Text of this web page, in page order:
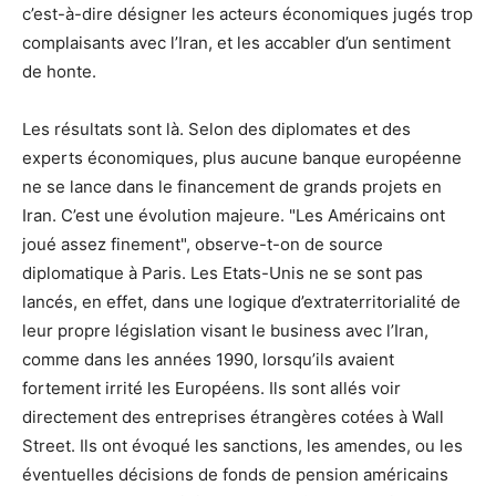
c’est-à-dire désigner les acteurs économiques jugés trop
complaisants avec l’Iran, et les accabler d’un sentiment
de honte.
Les résultats sont là. Selon des diplomates et des
experts économiques, plus aucune banque européenne
ne se lance dans le financement de grands projets en
Iran. C’est une évolution majeure. "Les Américains ont
joué assez finement", observe-t-on de source
diplomatique à Paris. Les Etats-Unis ne se sont pas
lancés, en effet, dans une logique d’extraterritorialité de
leur propre législation visant le business avec l’Iran,
comme dans les années 1990, lorsqu’ils avaient
fortement irrité les Européens. Ils sont allés voir
directement des entreprises étrangères cotées à Wall
Street. Ils ont évoqué les sanctions, les amendes, ou les
éventuelles décisions de fonds de pension américains